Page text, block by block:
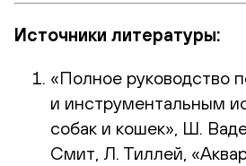
Источники литературы:
«Полное руководство
и инструментальным
собак и кошек», Ш.
Смит, Л. Тиллей,